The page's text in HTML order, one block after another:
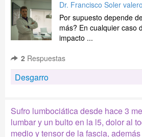
Dr. Francisco Soler valero
Por supuesto depende
más? En cualquier caso
impacto ...
2 Respuestas
Desgarro
Sufro lumbociática desde hace 3
lumbar y un bulto en la l5, dolor al
medio y tensor de la fascia,